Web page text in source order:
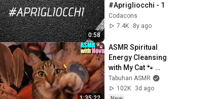
0:58
#Aprigliocchi - 1
Codacons
7.4K
8y ago
ASMR Spiritual
Energy Cleansing
with My Cat 🐾
Purring & Reiki for
Sleep & Stress
Tabuhan ASMR
102K
3d ago